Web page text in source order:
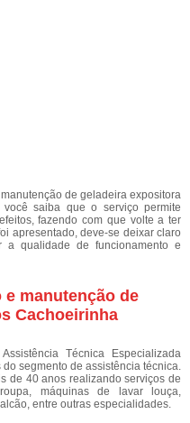
de geladeira expositora
saiba que o serviço permite
fazendo com que volte a ter
apresentado, deve-se deixar claro
qualidade de funcionamento e
manutenção de
Cachoeirinha
Técnica Especializada
segmento de assistência técnica.
de 40 anos realizando serviços de
máquinas de lavar louça,
entre outras especialidades.